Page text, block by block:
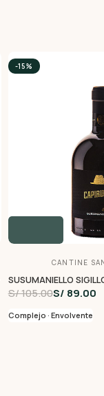
-15%
CANTINE
SUSUMANIELLO
S/ 105.00S/ 89.00
Complejo · Envolvente